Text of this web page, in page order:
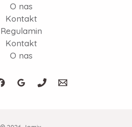
O nas
Kontakt
Regulamin
Kontakt
O nas